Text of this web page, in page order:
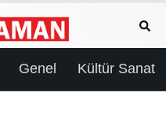
Genel Kültür Sanat